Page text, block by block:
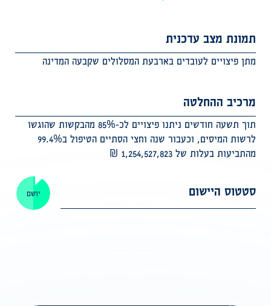
תמונת מצב עדכנית
מתן פיצויים לעובדים בארבעת המסלולים שקבעה המדינה
מרכיב ההחלטה
תוך תשעה חודשים ניתנו פיצויים לכ-85% מהבקשות שהוגשו
לרשות המיסים, וכעבור שנה וחצי הסתיים הטיפול ב99.4%
מהתביעות בעלות של 1,254,527,823 ₪
סטטוס היישום יושם